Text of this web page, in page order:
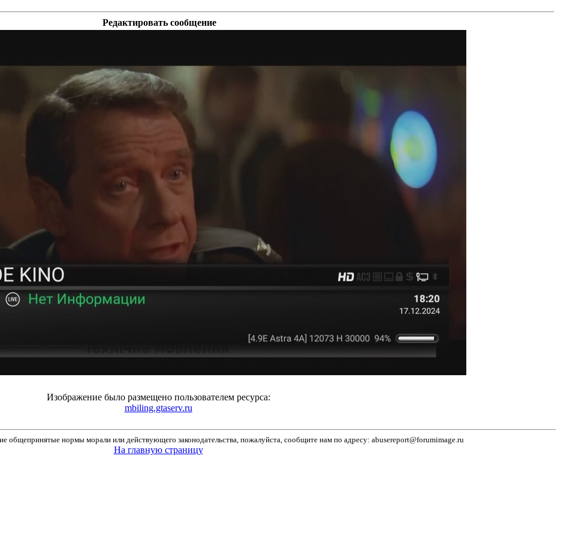
Редактировать сообщение
Изображение было размещено пользователем ресурса:
mbiling.gtaserv.ru
общепринятые нормы морали или действующего законодательства, пожалуйста, сообщите нам по адресу: abusereport@forumimage.ru
На главную страницу